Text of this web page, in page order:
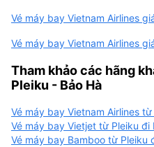
Vé máy bay Vietnam Airlines
Vé máy bay Vietnam Airlines
Tham khảo các hãng
Pleiku - Bảo Hà
Vé máy bay Vietnam Airlines
Vé máy bay Vietjet từ Pleiku đi
Vé máy bay Bamboo từ Pleiku